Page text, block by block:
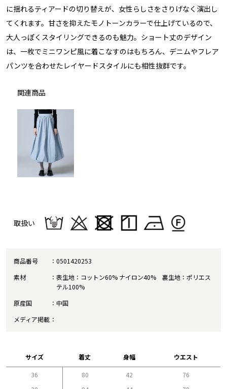
に揺れるティアードの切り替えが、女性らしさをさりげなく演出し
てくれます。甘さを抑えたモノトーンカラーで仕上げているので、
大人っぽくスタイリングできるのも魅力。ショート丈のデザイン
は、一枚でミニワンピ風に着こなすのはもちろん、デニムやフレア
パンツを合わせたレイヤードスタイルにも相性抜群です。
関連商品
取扱い
商品番号
0501420253
素材
表生地：コットン60% ナイロン40% 裏生地：ポリエス
テル100%
原産国
中国
メディア掲載
サイズ 着丈 身幅 ウエスト
36 80 42
76